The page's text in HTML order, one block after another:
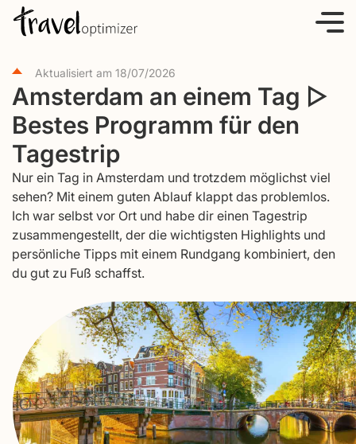
Aktualisiert am 18/07/2026
Amsterdam an einem Tag ▷
Bestes Programm für den
Tagestrip
Nur ein Tag in Amsterdam und trotzdem möglichst viel
sehen? Mit einem guten Ablauf klappt das problemlos.
Ich war selbst vor Ort und habe dir einen Tagestrip
zusammengestellt, der die wichtigsten Highlights und
persönliche Tipps mit einem Rundgang kombiniert, den
du gut zu Fuß schaffst.